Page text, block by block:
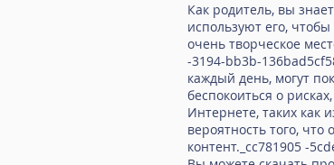
Как родитель, вы
используют его,
очень творческое
-3194-bb3b-
каждый день, могут
беспокоиться о
Интернете, таких как
вероятность того,
контент._cc781905 -